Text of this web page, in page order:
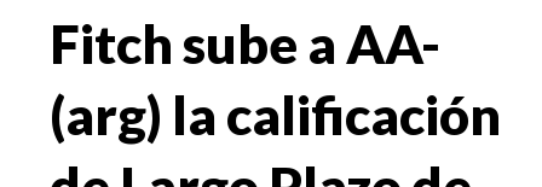
Fitch sube a AA-
(arg) la calificación